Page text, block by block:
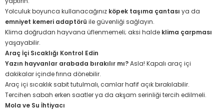
Yolculuk boyunca kullanacağınız köpek taşıma çantası ya da
emniyet kemeri adaptörü ile güvenliği sağlayın.
Klima doğrudan hayvana üflenmemeli; aksi halde klima çarpması
yaşayabilir.
Araç İçi Sıcaklığı Kontrol Edin
Yazın hayvanlar arabada bırakılır mı?Asla! Kapalı araç içi
dakikalar içinde fırına dönebilir.
Araç içi sıcaklık sabit tutulmalı, camlar hafif açık bırakılabilir.
Tercihen sabah erken saatler ya da akşam serinliği tercih edilmeli.
Mola ve Su İhtiyacı